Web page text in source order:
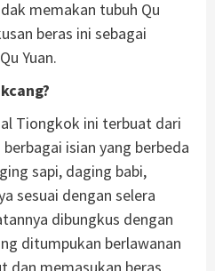
memakan tubuh Qu
beras ini sebagai
Yuan.
Tiongkok ini terbuat dari
isian yang berbeda
sapi, daging babi,
sesuai dengan selera
dibungkus dengan
ditumpukan berlawanan